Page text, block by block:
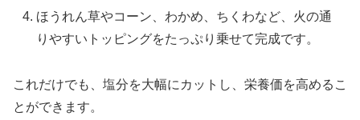
ほうれん草やコーン、わかめ、ちくわなど、火の通
りやすいトッピングをたっぷり乗せて完成です。
これだけでも、塩分を大幅にカットし、栄養価を高めるこ
とができます。